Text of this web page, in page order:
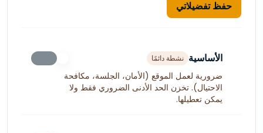
حفظ تفضيلاتي
الأساسية نشطة دائمًا
ضرورية لعمل الموقع (الأمان، الجلسة، مكافحة
الاحتيال). تخزن الحد الأدنى الضروري فقط ولا
يمكن تعطيلها.